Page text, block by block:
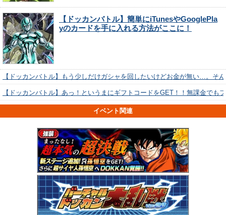
【ドッカンバトル】簡単にiTunesやGooglePla
yのカードを手に入れる方法がここに！
【ドッカンバトル】もう少しだけガシャを回したいけどお金が無い…。そ
【ドッカンバトル】あっ！というまにギフトコードをGET！！無課金でも
イベント関連